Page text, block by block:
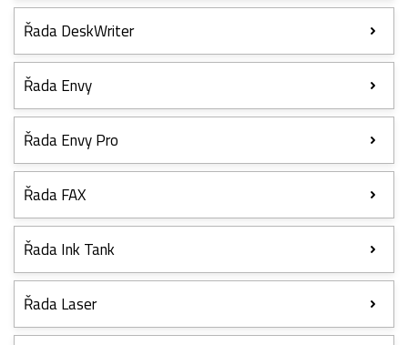
Řada DeskWriter
Řada Envy
Řada Envy Pro
Řada FAX
Řada Ink Tank
Řada Laser